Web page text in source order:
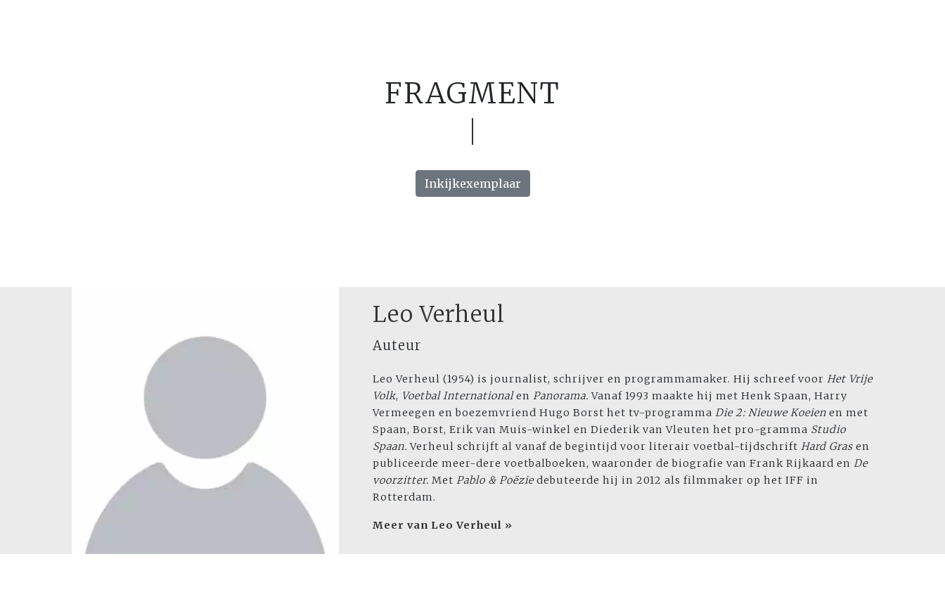
FRAGMENT
Inkijkexemplaar
Leo Verheul
Auteur
Leo Verheul (1954) is journalist, schrijver en programmamaker. Hij schreef voor Het Vrije
Volk, Voetbal Internationalen Panorama.Vanaf 1993 maakte hij met Henk Spaan, Harry
Vermeegen en boezemvriend Hugo Borst het tv-programma Die 2: Nieuwe Koeien en met
Spaan, Borst, Erik van Muis-winkel en Diederik van Vleuten het pro-gramma Studio
Spaan.Verheul schrijft al vanaf de begintijd voor literair voetbal-tijdschrift Hard Gras en
publiceerde meer-dere voetbalboeken, waaronder de biografie van Frank Rijkaard en De
voorzitter. Met Pablo & Poëziedebuteerde hij in 2012 als filmmaker op het IFF in
Rotterdam.
Meer van Leo Verheul »